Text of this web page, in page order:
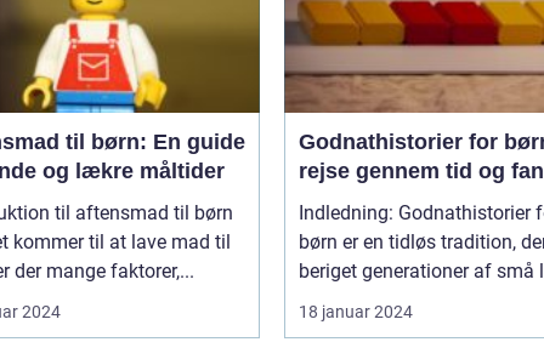
til børn: En guide
og lækre måltider
til aftensmad til børn
kommer til at lave mad til
der mange faktorer,...
2024
Godnathistorier for
rejse gennem tid og
Indledning: Godnathistorier
børn er en tidløs tradition,
beriget generationer af små
18 januar 2024